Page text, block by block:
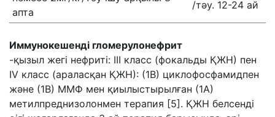
апта
/тәу. 12-24 ай
Иммунокешенді гломерулонефрит
-қызыл жегі нефриті: III класс (фокальды ҚЖН) пен
IV класс (араласқан ҚЖН): (1В) циклофосфамидпен
және (1В) ММФ мен қиылыстырылған (1А)
метилпреднизолонмен терапия [5]. ҚЖН белсенді